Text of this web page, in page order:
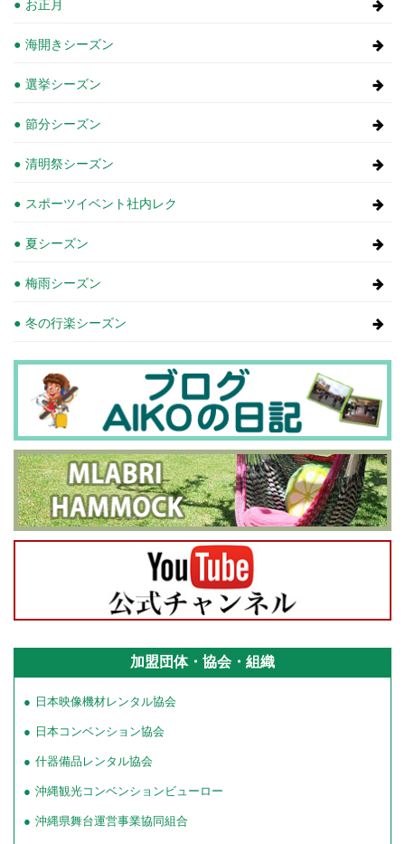
お正月
海開きシーズン
選挙シーズン
節分シーズン
清明祭シーズン
スポーツイベント社内レク
夏シーズン
梅雨シーズン
冬の行楽シーズン
加盟団体・協会・組織
日本映像機材レンタル協会
日本コンベンション協会
什器備品レンタル協会
沖縄観光コンベンションビューロー
沖縄県舞台運営事業協同組合